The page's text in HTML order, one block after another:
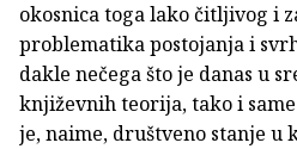
okosnica toga lako čitljivog i
problematika postojanja i
dakle nečega što je danas u
književnih teorija, tako i
je, naime, društveno stanje u